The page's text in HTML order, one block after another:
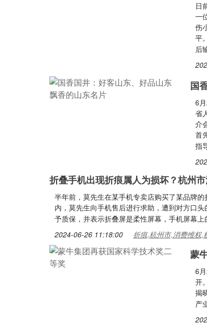
日
一
伤
平
后
国
6
省
介
首
指
折叠手机出现折痕属人为损坏？杭州
半年前，莫先生在某手机专卖店购买了某品牌
内，莫先生向手机售后进行求助，遭到对方口
予质保，并表示折叠屏是柔性屏幕，手机屏幕
2024-06-26 11:18:00 折痕,杭州市,消费维权,
蒙
6
开
揭
产